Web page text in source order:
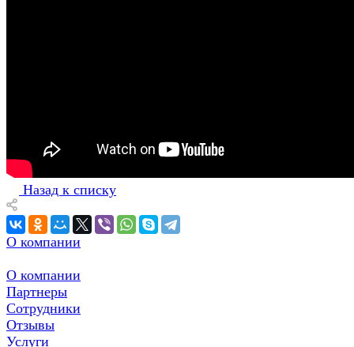
Назад к списку
О компании
О компании
Партнеры
Сотрудники
Отзывы
Услуги